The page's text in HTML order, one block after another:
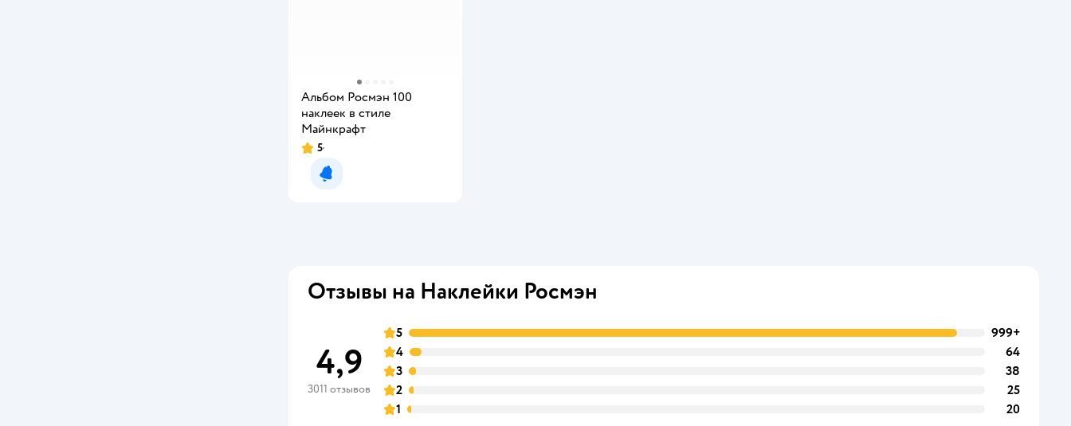
Альбом Росмэн 100
наклеек в стиле
Майнкрафт
5
Уведомить о появлении
Отзывы на Наклейки Росмэн
4,9
3011 отзывов
5
999+
4
64
3
38
2
25
1
20